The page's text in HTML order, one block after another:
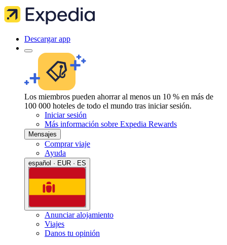
Descargar app
Los miembros pueden ahorrar al menos un 10 % en más de
100 000 hoteles de todo el mundo tras iniciar sesión.
Iniciar sesión
Más información sobre Expedia Rewards
Mensajes
Comprar viaje
Ayuda
español · EUR · ES
Anunciar alojamiento
Viajes
Danos tu opinión